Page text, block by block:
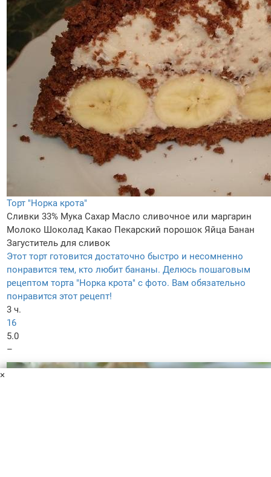
Торт "Норка крота"
Сливки 33% Мука Сахар Масло сливочное или маргарин
Молоко Шоколад Какао Пекарский порошок Яйца Банан
Загуститель для сливок
Этот торт готовится достаточно быстро и несомненно
понравится тем, кто любит бананы. Делюсь пошаговым
рецептом торта "Норка крота" с фото. Вам обязательно
понравится этот рецепт!
3 ч.
16
5.0
–
×